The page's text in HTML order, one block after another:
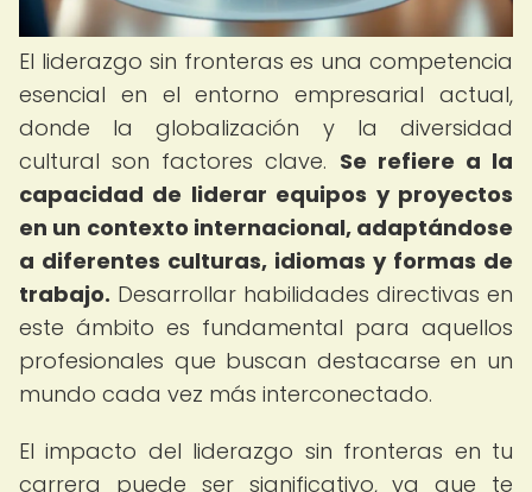
El liderazgo sin fronteras es una competencia
esencial en el entorno empresarial actual,
donde la globalización y la diversidad
cultural son factores clave. Se refiere a la
capacidad de liderar equipos y proyectos
en un contexto internacional, adaptándose
a diferentes culturas, idiomas y formas de
trabajo. Desarrollar habilidades directivas en
este ámbito es fundamental para aquellos
profesionales que buscan destacarse en un
mundo cada vez más interconectado.
El impacto del liderazgo sin fronteras en tu
carrera puede ser significativo, ya que te